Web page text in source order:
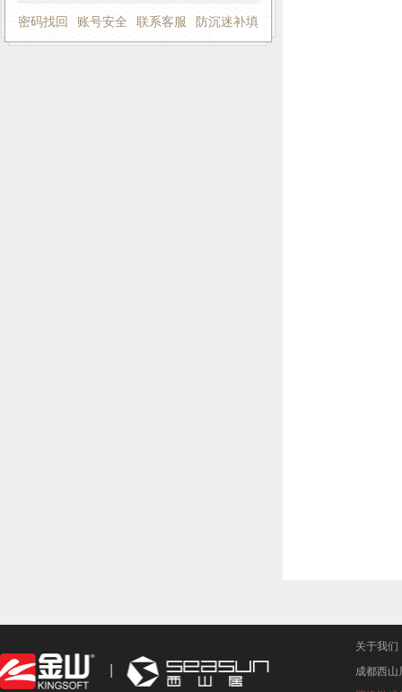
密码找回 账号安全 联系客服 防沉迷补填
关于我们
成都西山